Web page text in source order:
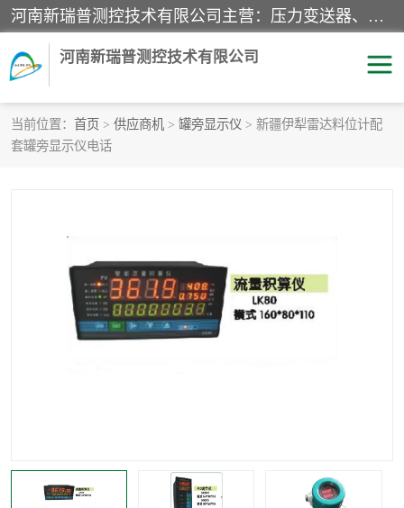
河南新瑞普测控技术有限公司主营：压力变送器、液位变送器、差压变送器、雷达料位计、电容物位计、温度显示控制仪表、电量变送器、流量计、工业自动化系统成套设备。
河南新瑞普测控技术有限公司
当前位置： 首页 > 供应商机 > 罐旁显示仪 > 新疆伊犁雷达料位计配
套罐旁显示仪电话
霍尼韦尔压力变送器
标准型工业压力变送器 罐旁显示仪
差压变送器